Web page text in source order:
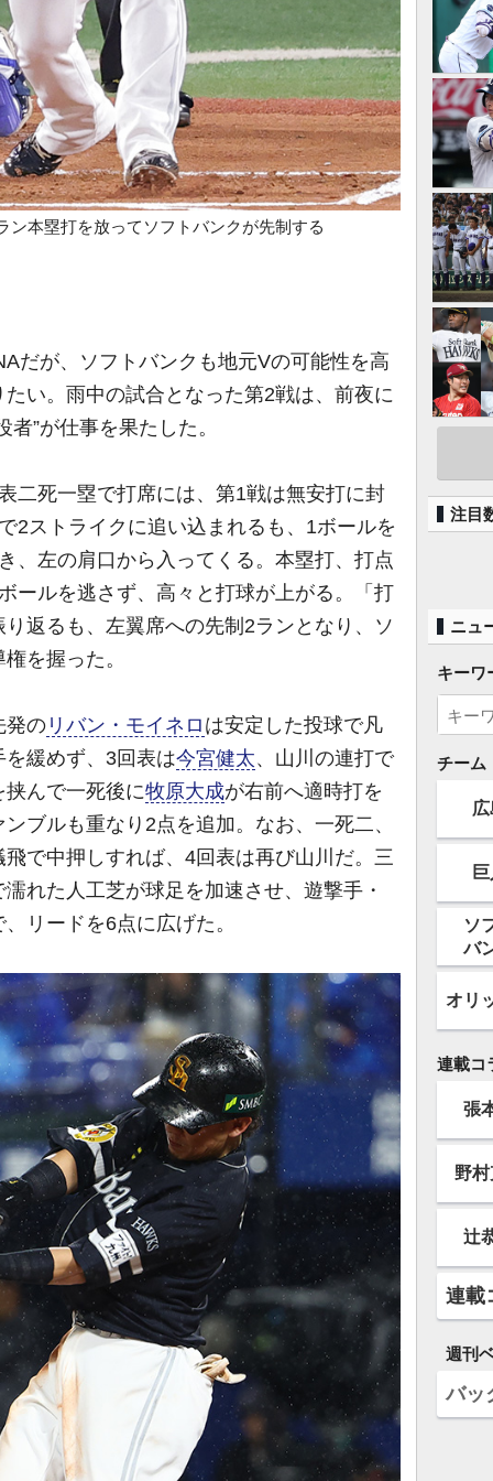
ン本塁打を放ってソフトバンクが先制する
が、ソフトバンクも地元Vの可能性を高
い。雨中の試合となった第2戦は、前夜に
”が仕事を果たした。
死一塁で打席には、第1戦は無安打に封
2ストライクに追い込まれるも、1ボールを
、左の肩口から入ってくる。本塁打、打点
ールを逃さず、高々と打球が上がる。「打
返るも、左翼席への先制2ランとなり、ソ
を握った。
の リバン・モイネロ は安定した投球で凡
緩めず、3回表は今宮健太、山川の連打で
んで一死後に牧原大成が右前へ適時打を
ンブルも重なり2点を追加。なお、一死二、
飛で中押しすれば、4回表は再び山川だ。三
れた人工芝が球足を加速させ、遊撃手・
リードを6点に広げた。
注目
ニュ
キーワ
チーム
ソ
バ
オリ
連載コ
張
野
辻
連載
週刊
バッ